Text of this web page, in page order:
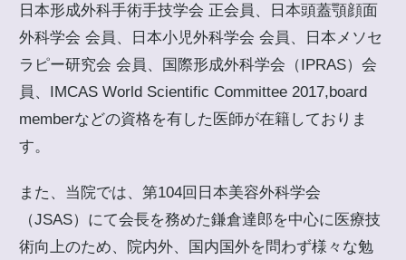
日本形成外科手術手技学会 正会員、日本頭蓋顎顔面
外科学会 会員、日本小児外科学会 会員、日本メソセ
ラピー研究会 会員、国際形成外科学会（IPRAS）会
員、IMCAS World Scientific Committee 2017,board
memberなどの資格を有した医師が在籍しておりま
す。
また、当院では、第104回日本美容外科学会
（JSAS）にて会長を務めた鎌倉達郎を中心に医療技
術向上のため、院内外、国内国外を問わず様々な勉